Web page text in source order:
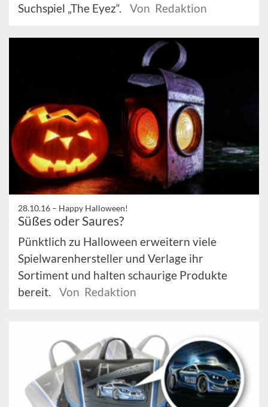
Suchspiel „The Eyez“.
Von Redaktion
28.10.16 – Happy Halloween!
Süßes oder Saures?
Pünktlich zu Halloween erweitern viele
Spielwarenhersteller und Verlage ihr
Sortiment und halten schaurige Produkte
bereit.
Von Redaktion